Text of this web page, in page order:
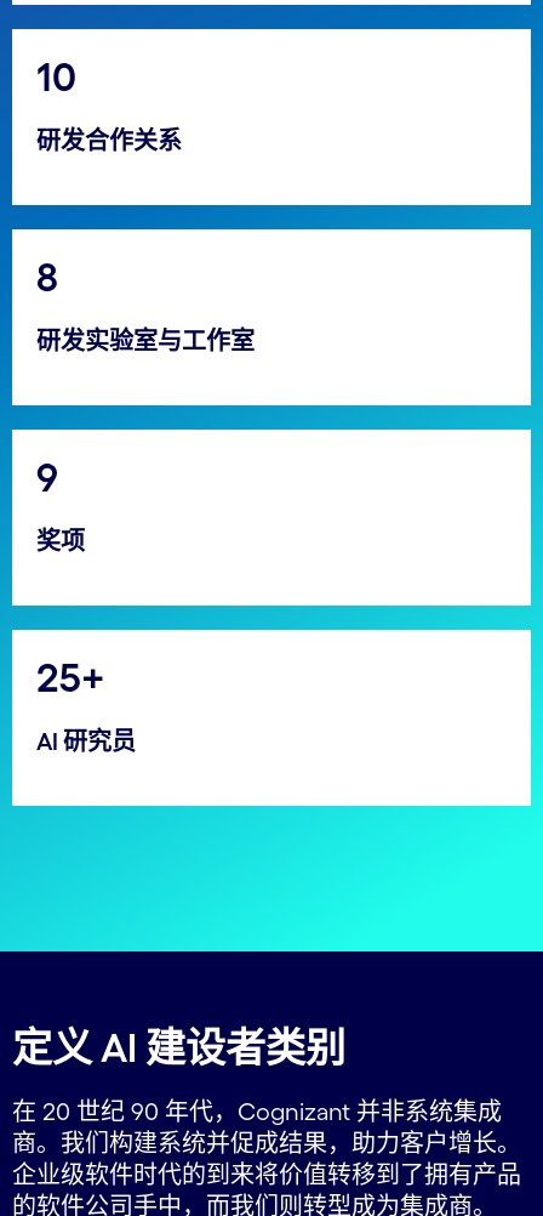
10
研发合作关系
8
研发实验室与工作室
9
奖项
25+
AI 研究员
定义 AI 建设者类别
在 20 世纪 90 年代，Cognizant 并非系统集成
商。我们构建系统并促成结果，助力客户增长。
企业级软件时代的到来将价值转移到了拥有产品
的软件公司手中，而我们则转型成为集成商。